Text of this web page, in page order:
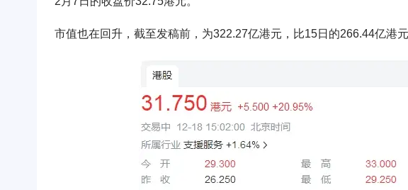
市值也在回升，截至发稿前，为322.27亿港元，比15日的266.44亿港元